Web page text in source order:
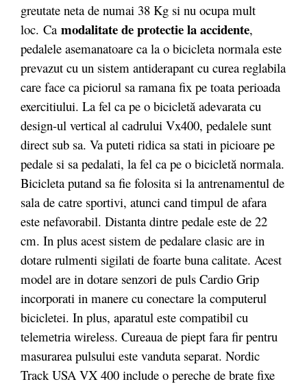
greutate neta de numai 38 Kg si nu ocupa mult
loc. Ca modalitate de protectie la accidente,
pedalele asemanatoare ca la o bicicleta normala este
prevazut cu un sistem antiderapant cu curea reglabila
care face ca piciorul sa ramana fix pe toata perioada
exercitiului. La fel ca pe o bicicletă adevarata cu
design-ul vertical al cadrului Vx400, pedalele sunt
direct sub sa. Va puteti ridica sa stati in picioare pe
pedale si sa pedalati, la fel ca pe o bicicletă normala.
Bicicleta putand sa fie folosita si la antrenamentul de
sala de catre sportivi, atunci cand timpul de afara
este nefavorabil. Distanta dintre pedale este de 22
cm. In plus acest sistem de pedalare clasic are in
dotare rulmenti sigilati de foarte buna calitate. Acest
model are in dotare senzori de puls Cardio Grip
incorporati in manere cu conectare la computerul
bicicletei. In plus, aparatul este compatibil cu
telemetria wireless. Cureaua de piept fara fir pentru
masurarea pulsului este vanduta separat. Nordic
Track USA VX 400 include o pereche de brate fixe